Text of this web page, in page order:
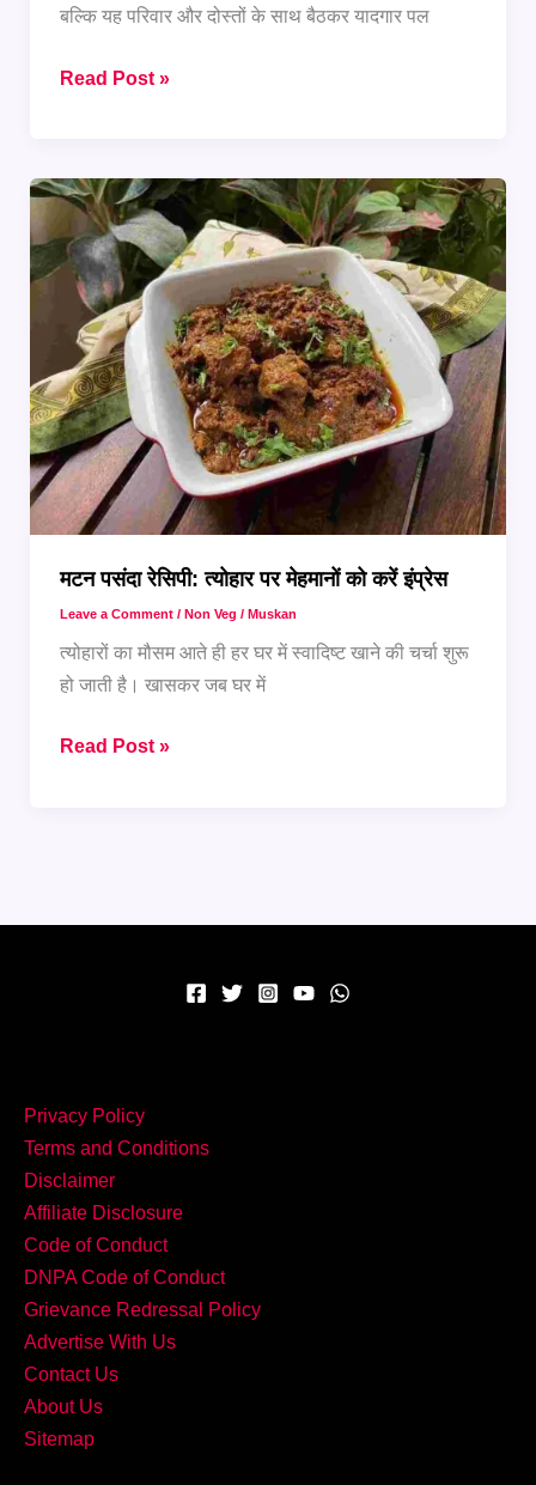
बल्कि यह परिवार और दोस्तों के साथ बैठकर यादगार पल
Bakrid
आसान
और
टेस्टी
स्टार्टर
आइडियाज
Read Post »
मटन पसंदा रेसिपी: त्योहार पर मेहमानों को करें इंप्रेस
Leave a Comment / Non Veg / Muskan
त्योहारों का मौसम आते ही हर घर में स्वादिष्ट खाने की चर्चा शुरू
हो जाती है। खासकर जब घर में
मटन
Read Post »
Privacy Policy
Terms and Conditions
Disclaimer
Affiliate Disclosure
Code of Conduct
DNPA Code of Conduct
Grievance Redressal Policy
Advertise With Us
Contact Us
About Us
Sitemap